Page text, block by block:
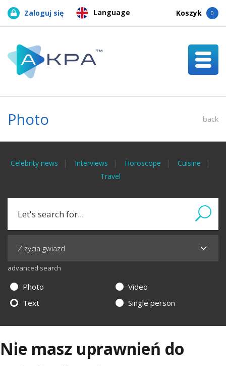
Language
Zaloguj się Koszyk 0
Photo back
Celebrity news Interviews Horoscope
Cuisine
Travel
advanced search
Photo
Video
Text
Single person
Nie masz uprawnień do